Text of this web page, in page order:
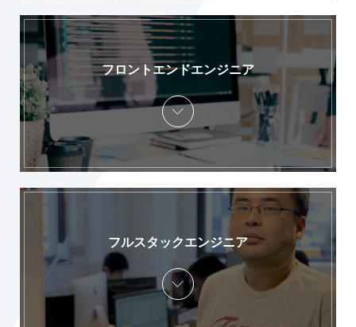
フロントエンドエンジニア
フルスタックエンジニア